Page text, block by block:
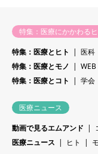
特集：医療にかかわる
特集：医療とヒト
医科
特集：医療とモノ
WEB
特集：医療とコト
学会
医療ニュース
動画で見るエムアンド
医療ニュース
ヒト